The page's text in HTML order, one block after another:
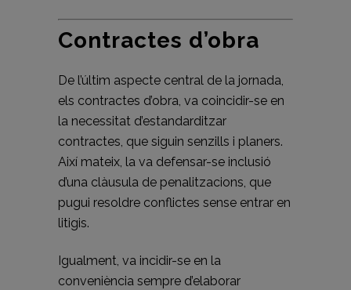
Contractes d’obra
De l’últim aspecte central de la jornada,
els contractes d’obra, va coincidir-se en
la necessitat d’estandarditzar
contractes, que siguin senzills i planers.
Així mateix, la va defensar-se inclusió
d’una clàusula de penalitzacions, que
pugui resoldre conflictes sense entrar en
litigis.
Igualment, va incidir-se en la
conveniència sempre d’elaborar